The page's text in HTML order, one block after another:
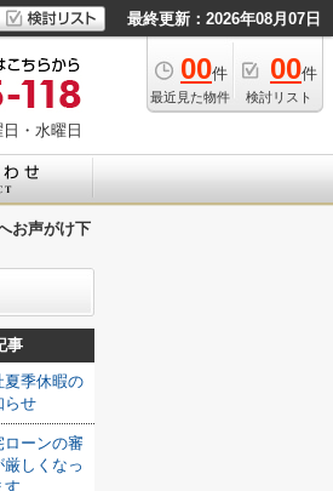
最終更新：2026年08月07日
00件
最近見た物件
00件
検討リスト
・水曜日
お声がけ下
事
夏季休暇の
らせ
ローンの審
厳しくなっ
す